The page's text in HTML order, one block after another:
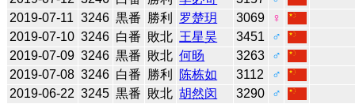
2019-07-11 3246 黒番 勝利 罗楚玥 3069
♀
2019-07-10 3246 白番 敗北 王星昊 3451
♂
2019-07-09 3246 黒番 敗北 何旸 3263
♂
2019-07-08 3246 白番 勝利 陈栋如 3112
♂
2019-06-22 3245 黒番 敗北 胡然闵 3290
♂